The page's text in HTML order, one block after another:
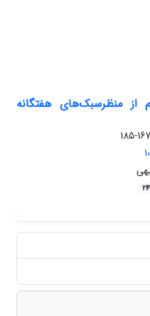
از منظرسبک‌های هفتگانه‌
167-185